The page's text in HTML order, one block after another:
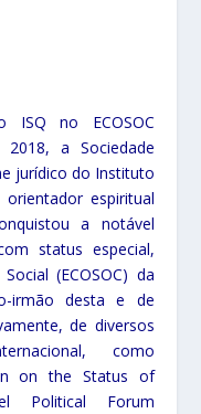
ISQ no ECOSOC
a Sociedade
jurídico do Instituto
espiritual
a notável
status especial,
(ECOSOC) da
irmão desta e de
de diversos
como
on the Status of
Political Forum